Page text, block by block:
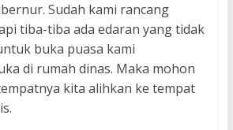
Sudah kami rancang
tiba-tiba ada edaran yang tidak
buka puasa kami
di rumah dinas. Maka mohon
kita alihkan ke tempat